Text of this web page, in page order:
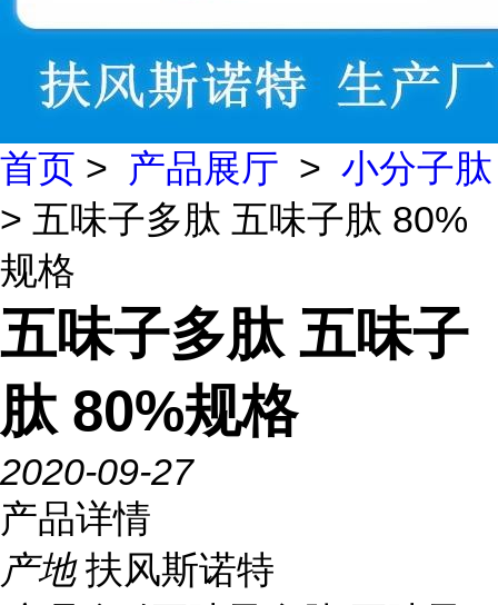
首页 > 产品展厅 > 小分子肽
> 五味子多肽 五味子肽 80%
规格
五味子多肽 五味子
肽 80%规格
2020-09-27
产品详情
产地 扶风斯诺特